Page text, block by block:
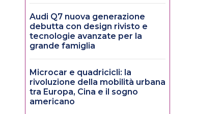
Audi Q7 nuova generazione
debutta con design rivisto e
tecnologie avanzate per la
grande famiglia
Microcar e quadricicli: la
rivoluzione della mobilità urbana
tra Europa, Cina e il sogno
americano